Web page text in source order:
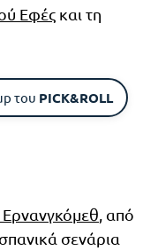
Εφές και τη
του PICK&ROLL
, από
σενάρια